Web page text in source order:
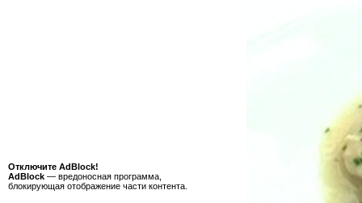
Отключите AdBlock!
AdBlock — вредоносная программа,
блокирующая отображение части контента.